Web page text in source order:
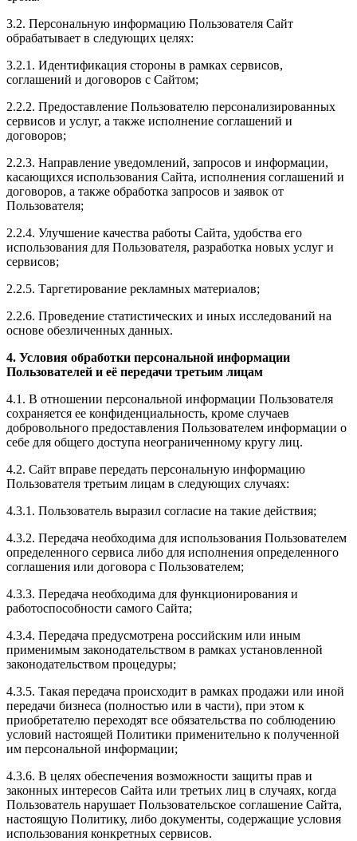
3.2. Персональную информацию Пользователя Сайт
обрабатывает в следующих целях:
3.2.1. Идентификация стороны в рамках сервисов,
соглашений и договоров с Сайтом;
2.2.2. Предоставление Пользователю персонализированных
сервисов и услуг, а также исполнение соглашений и
договоров;
2.2.3. Направление уведомлений, запросов и информации,
касающихся использования Сайта, исполнения соглашений и
договоров, а также обработка запросов и заявок от
Пользователя;
2.2.4. Улучшение качества работы Сайта, удобства его
использования для Пользователя, разработка новых услуг и
сервисов;
2.2.5. Таргетирование рекламных материалов;
2.2.6. Проведение статистических и иных исследований на
основе обезличенных данных.
4. Условия обработки персональной информации
Пользователей и её передачи третьим лицам
4.1. В отношении персональной информации Пользователя
сохраняется ее конфиденциальность, кроме случаев
добровольного предоставления Пользователем информации о
себе для общего доступа неограниченному кругу лиц.
4.2. Сайт вправе передать персональную информацию
Пользователя третьим лицам в следующих случаях:
4.3.1. Пользователь выразил согласие на такие действия;
4.3.2. Передача необходима для использования Пользователем
определенного сервиса либо для исполнения определенного
соглашения или договора с Пользователем;
4.3.3. Передача необходима для функционирования и
работоспособности самого Сайта;
4.3.4. Передача предусмотрена российским или иным
применимым законодательством в рамках установленной
законодательством процедуры;
4.3.5. Такая передача происходит в рамках продажи или иной
передачи бизнеса (полностью или в части), при этом к
приобретателю переходят все обязательства по соблюдению
условий настоящей Политики применительно к полученной
им персональной информации;
4.3.6. В целях обеспечения возможности защиты прав и
законных интересов Сайта или третьих лиц в случаях, когда
Пользователь нарушает Пользовательское соглашение Сайта,
настоящую Политику, либо документы, содержащие условия
использования конкретных сервисов.